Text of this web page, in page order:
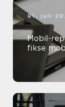
01. juli
Mobil-
fikse